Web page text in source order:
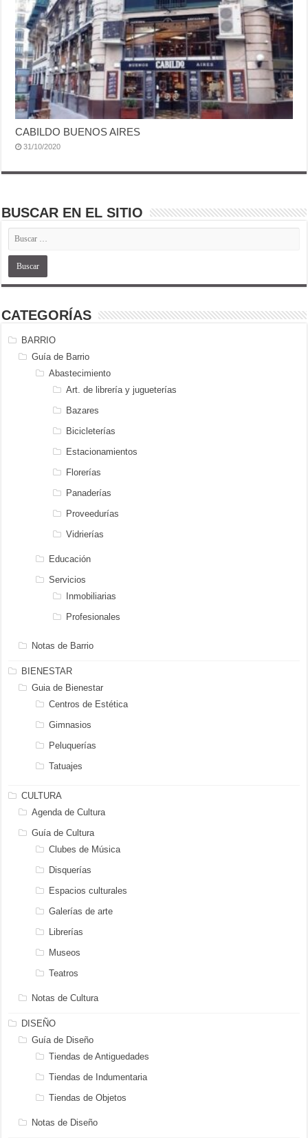
CABILDO BUENOS AIRES
31/10/2020
BUSCAR EN EL SITIO
CATEGORÍAS
BARRIO
Guía de Barrio
Abastecimiento
Art. de librería y jugueterías
Bazares
Bicicleterías
Estacionamientos
Florerías
Panaderías
Proveedurías
Vidrierías
Educación
Servicios
Inmobiliarias
Profesionales
Notas de Barrio
BIENESTAR
Guia de Bienestar
Centros de Estética
Gimnasios
Peluquerías
Tatuajes
CULTURA
Agenda de Cultura
Guía de Cultura
Clubes de Música
Disquerías
Espacios culturales
Galerías de arte
Librerías
Museos
Teatros
Notas de Cultura
DISEÑO
Guía de Diseño
Tiendas de Antiguedades
Tiendas de Indumentaria
Tiendas de Objetos
Notas de Diseño